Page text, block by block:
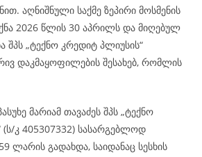
აღნიშნული საქმე ზეპირი მოსმენის
2026 წლის 30 აპრილს და მიღებულ
შპს „ტექნო კრედიტ პლიუსის“
დაკმაყოფილების შესახებ, რომლის
მარიამ თავაძეს შპს „ტექნო
(ს/კ 405307332) სასარგებლოდ
ლარის გადახდა, საიდანაც სესხის